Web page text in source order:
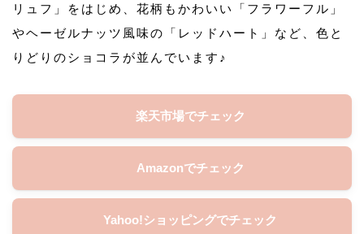
リュフ」をはじめ、花柄もかわいい「フラワーフル」
やヘーゼルナッツ風味の「レッドハート」など、色と
りどりのショコラが並んでいます♪
楽天市場でチェック
Amazonでチェック
Yahoo!ショッピングでチェック